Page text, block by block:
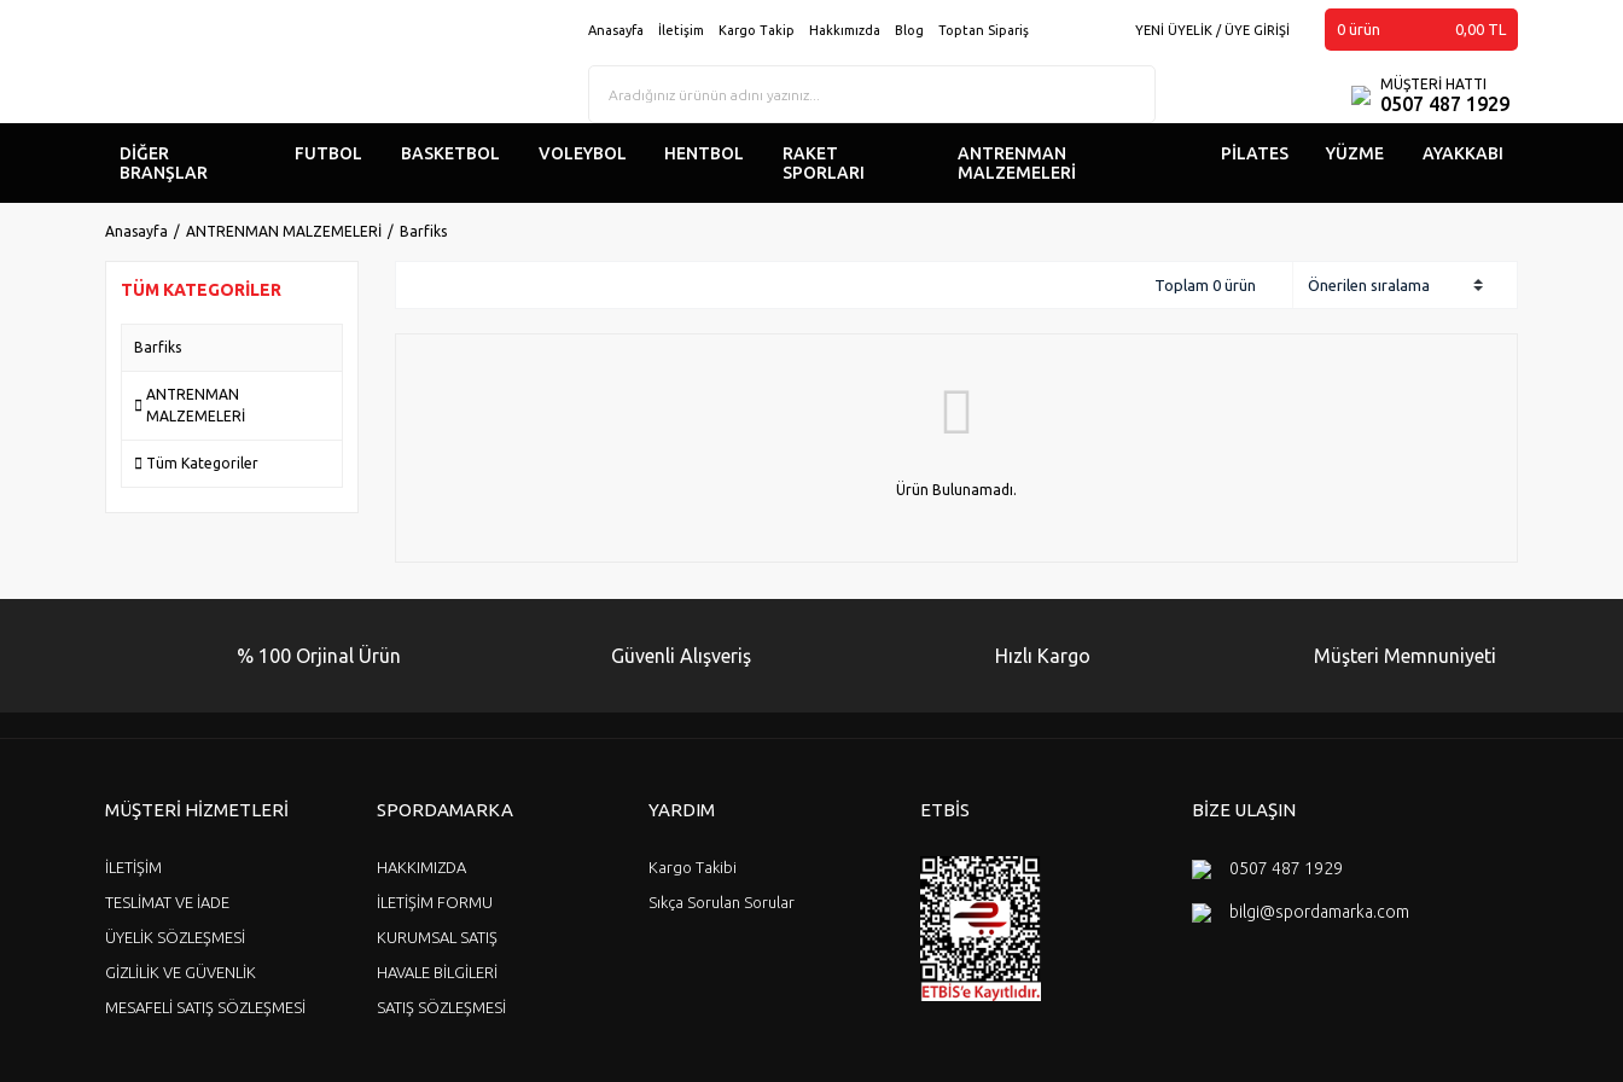
Anasayfa İletişim Kargo Takip Hakkımızda Blog Toptan Sipariş YENİ ÜYELİK / ÜYE GİRİŞİ 0 ürün 0,00 TL
MÜŞTERİ HATTI
0507 487 1929
DIĞER
BRANŞLAR
FUTBOL BASKETBOL VOLEYBOL HENTBOL
RAKET
SPORLARI
ANTRENMAN
MALZEMELERİ
PILATES YÜZME AYAKKABI
Anasayfa ANTRENMAN MALZEMELERİ Barfiks
TÜM KATEGORILER
Barfiks
ANTRENMAN
MALZEMELERİ
Tüm Kategoriler
Toplam 0 ürün
Ürün Bulunamadı.
% 100 Orjinal Ürün Güvenli Alışveriş Hızlı Kargo Müşteri Memnuniyeti
MÜŞTERİ HİZMETLERİ
İLETİŞİM
TESLİMAT VE İADE
ÜYELİK SÖZLEŞMESİ
GİZLİLİK VE GÜVENLİK
MESAFELİ SATIŞ SÖZLEŞMESİ
SPORDAMARKA
HAKKIMIZDA
İLETİŞİM FORMU
KURUMSAL SATIŞ
HAVALE BİLGİLERİ
SATIŞ SÖZLEŞMESİ
YARDIM
Kargo Takibi
Sıkça Sorulan Sorular
ETBİS BİZE ULAŞIN
0507 487 1929
bilgi@spordamarka.com